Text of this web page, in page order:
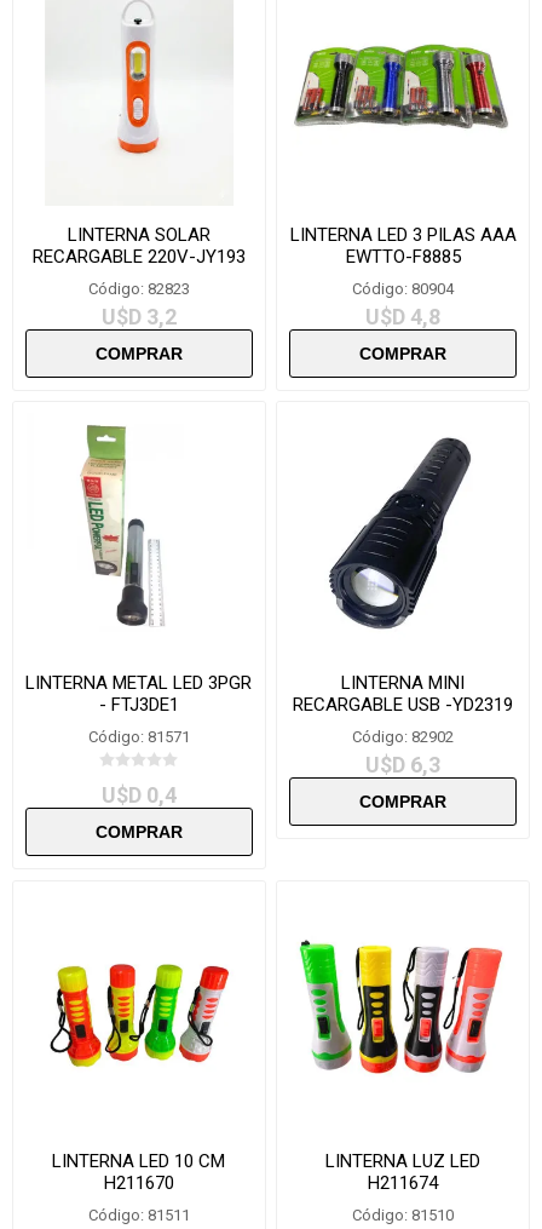
LINTERNA SOLAR
RECARGABLE 220V-JY193
Código: 82823
U$D 3,2
LINTERNA LED 3 PILAS AAA
EWTTO-F8885
Código: 80904
U$D 4,8
LINTERNA METAL LED 3PGR
- FTJ3DE1
Código: 81571
U$D 0,4
LINTERNA MINI
RECARGABLE USB -YD2319
Código: 82902
U$D 6,3
LINTERNA LED 10 CM
H211670
Código: 81511
LINTERNA LUZ LED
H211674
Código: 81510